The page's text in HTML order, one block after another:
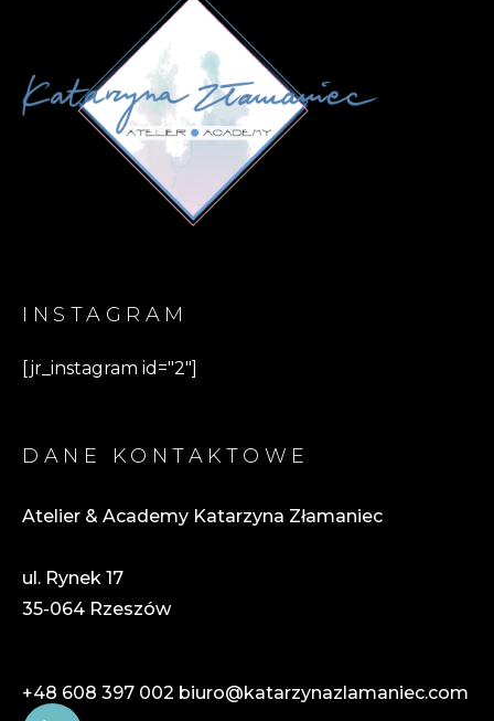
INSTAGRAM
[jr_instagram id="2"]
DANE KONTAKTOWE
Atelier & Academy Katarzyna Złamaniec
ul. Rynek 17
35-064 Rzeszów
+48 608 397 002 biuro@katarzynazlamaniec.com